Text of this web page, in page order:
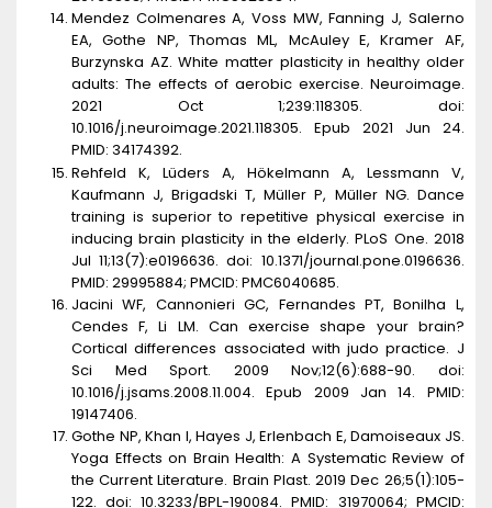
Mendez Colmenares A, Voss MW, Fanning J, Salerno
EA, Gothe NP, Thomas ML, McAuley E, Kramer AF,
Burzynska AZ. White matter plasticity in healthy older
adults: The effects of aerobic exercise. Neuroimage.
2021 Oct 1;239:118305. doi:
10.1016/j.neuroimage.2021.118305. Epub 2021 Jun 24.
PMID: 34174392.
Rehfeld K, Lüders A, Hökelmann A, Lessmann V,
Kaufmann J, Brigadski T, Müller P, Müller NG. Dance
training is superior to repetitive physical exercise in
inducing brain plasticity in the elderly. PLoS One. 2018
Jul 11;13(7):e0196636. doi: 10.1371/journal.pone.0196636.
PMID: 29995884; PMCID: PMC6040685.
Jacini WF, Cannonieri GC, Fernandes PT, Bonilha L,
Cendes F, Li LM. Can exercise shape your brain?
Cortical differences associated with judo practice. J
Sci Med Sport. 2009 Nov;12(6):688-90. doi:
10.1016/j.jsams.2008.11.004. Epub 2009 Jan 14. PMID:
19147406.
Gothe NP, Khan I, Hayes J, Erlenbach E, Damoiseaux JS.
Yoga Effects on Brain Health: A Systematic Review of
the Current Literature. Brain Plast. 2019 Dec 26;5(1):105-
122. doi: 10.3233/BPL-190084. PMID: 31970064; PMCID: